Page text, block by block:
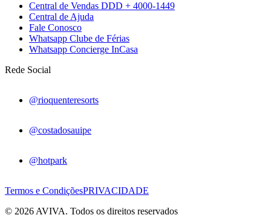
Central de Vendas DDD + 4000-1449
Central de Ajuda
Fale Conosco
Whatsapp Clube de Férias
Whatsapp Concierge InCasa
Rede Social
@rioquenteresorts
@costadosauipe
@hotpark
Termos e CondiçõesPRIVACIDADE
© 2026 AVIVA. Todos os direitos reservados